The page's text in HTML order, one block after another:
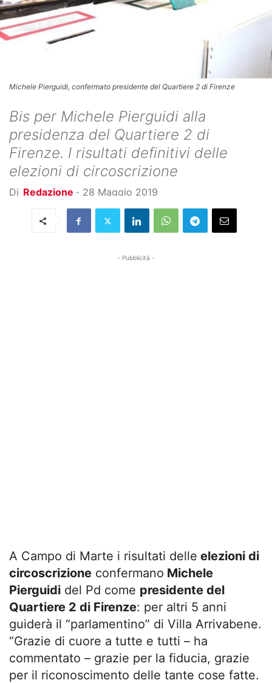
Michele Pierguidi, confermato presidente del Quartiere 2 di Firenze
Bis per Michele Pierguidi alla
presidenza del Quartiere 2 di
Firenze. I risultati definitivi delle
elezioni di circoscrizione
Di Redazione - 28 Maggio 2019
- Pubblicità -
A Campo di Marte i risultati delle elezioni di
circoscrizione confermano Michele
Pierguidi del Pd come presidente del
Quartiere 2 di Firenze: per altri 5 anni
guiderà il “parlamentino” di Villa Arrivabene.
“Grazie di cuore a tutte e tutti – ha
commentato – grazie per la fiducia, grazie
per il riconoscimento delle tante cose fatte.